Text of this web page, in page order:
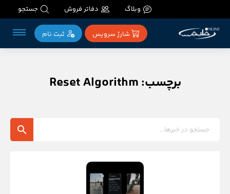
وبلاگ دفاتر فروش جستجو
شارژ سرویس ثبت‌ نام
برچسب: Reset Algorithm